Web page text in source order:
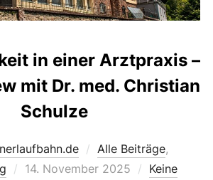
in einer Arztpraxis –
mit Dr. med. Christian
Schulze
Alle Beiträge,
Veröffentlicht
14. November 2025
Keine